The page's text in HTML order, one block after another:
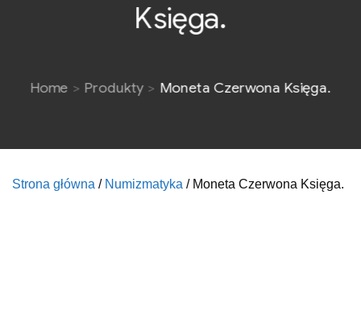
Księga.
Home Produkty Moneta Czerwona Księga.
Strona główna / Numizmatyka / Moneta Czerwona Księga.